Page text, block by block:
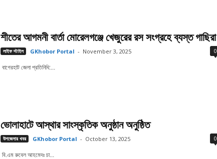
শীতের আগমনী বার্তা মোরেলগঞ্জে খেজুরের রস সংগ্রহে ব্যস্ত গাছিরা
লাইফ স্টাইল GKhobor Portal - November 3, 2025 0
বাগেরহাট জেলা প্রতিনিধি:...
ভোলাহাটে আস্থার সাংস্কৃতিক অনুষ্ঠান অনুষ্ঠিত
উপজেলার খবর GKhobor Portal - October 13, 2025 0
বি.এম রুবেল আহমেদঃ চা...